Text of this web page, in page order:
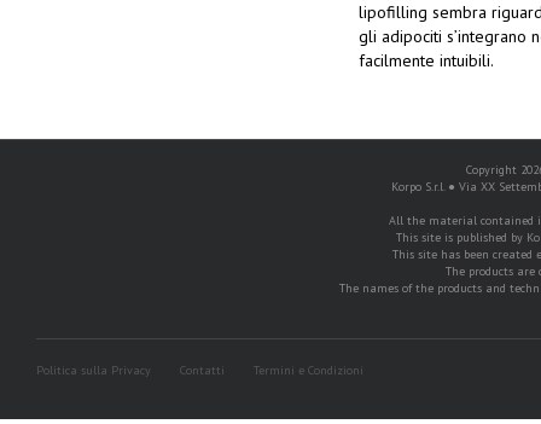
lipofilling sembra
gli adipociti s’integrano
facilmente intuibili.
Copyright
Korpo S.r.l. ● Via XX
All the material contained
This site is published by
This site has been created
The products are
The names of the products and
Politica sulla Privacy Contatti Termini e Condizioni